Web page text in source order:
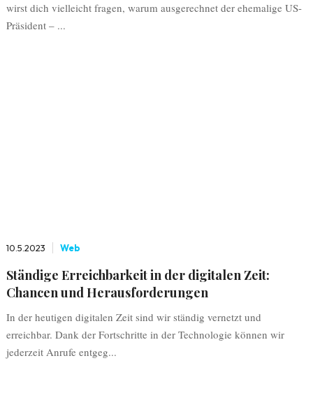
wirst dich vielleicht fragen, warum ausgerechnet der ehemalige US-
Präsident – ...
10.5.2023 Web
Ständige Erreichbarkeit in der digitalen Zeit:
Chancen und Herausforderungen
In der heutigen digitalen Zeit sind wir ständig vernetzt und
erreichbar. Dank der Fortschritte in der Technologie können wir
jederzeit Anrufe entgeg...